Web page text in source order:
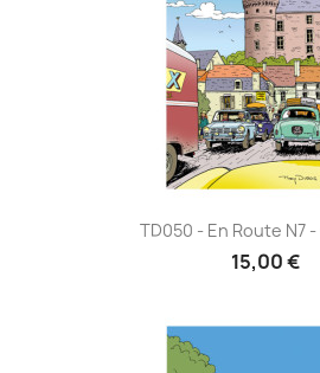
TD050 - En Route N7
15,00 €